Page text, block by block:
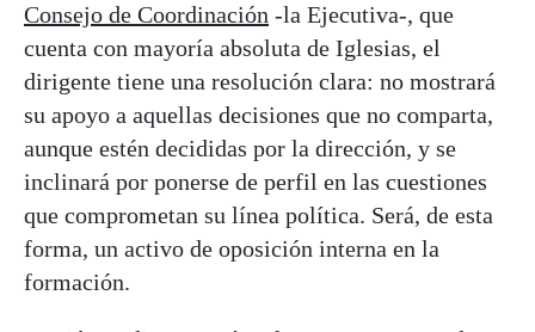
Consejo de Coordinación -la Ejecutiva-, que
cuenta con mayoría absoluta de Iglesias, el
dirigente tiene una resolución clara: no mostrará
su apoyo a aquellas decisiones que no comparta,
aunque estén decididas por la dirección, y se
inclinará por ponerse de perfil en las cuestiones
que comprometan su línea política. Será, de esta
forma, un activo de oposición interna en la
formación.